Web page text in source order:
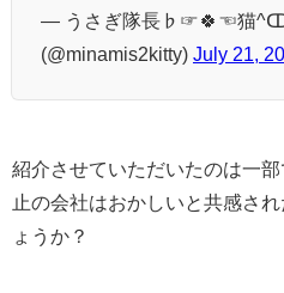
— うさぎ隊長♭☞🍀☜猫
(@minamis2kitty) July 21,
紹介させていただいたのは一
止の会社はおかしいと共感さ
ょうか？